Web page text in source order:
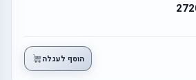
הוסף לעגלה